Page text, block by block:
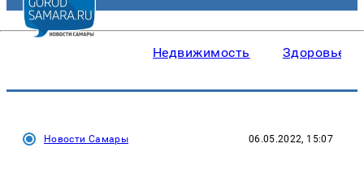
Недвижимость Здоровье
Новости Самары 06.05.2022, 15:07